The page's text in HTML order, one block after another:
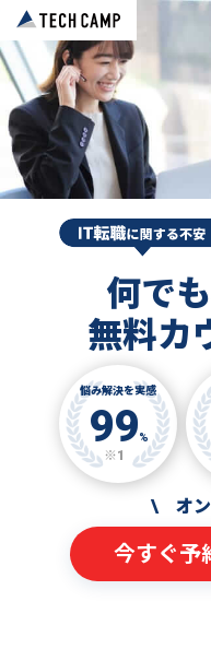
何で
無料カ
悩み解決を実感
99%
※1
\ オ
今すぐ予